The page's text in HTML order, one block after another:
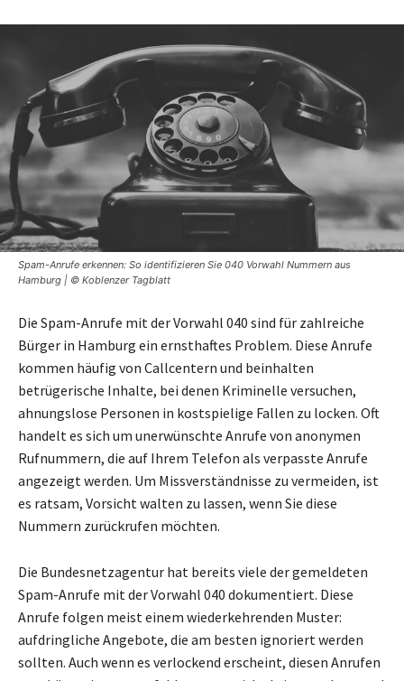
Spam-Anrufe erkennen: So identifizieren Sie 040 Vorwahl Nummern aus
Hamburg | © Koblenzer Tagblatt
Die Spam-Anrufe mit der Vorwahl 040 sind für zahlreiche
Bürger in Hamburg ein ernsthaftes Problem. Diese Anrufe
kommen häufig von Callcentern und beinhalten
betrügerische Inhalte, bei denen Kriminelle versuchen,
ahnungslose Personen in kostspielige Fallen zu locken. Oft
handelt es sich um unerwünschte Anrufe von anonymen
Rufnummern, die auf Ihrem Telefon als verpasste Anrufe
angezeigt werden. Um Missverständnisse zu vermeiden, ist
es ratsam, Vorsicht walten zu lassen, wenn Sie diese
Nummern zurückrufen möchten.
Die Bundesnetzagentur hat bereits viele der gemeldeten
Spam-Anrufe mit der Vorwahl 040 dokumentiert. Diese
Anrufe folgen meist einem wiederkehrenden Muster:
aufdringliche Angebote, die am besten ignoriert werden
sollten. Auch wenn es verlockend erscheint, diesen Anrufen